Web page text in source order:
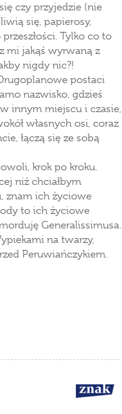
czy przyjedzie (nie
się, papierosy,
Tylko co to
mi jakąś wyrwaną z
nigdy nic?!
postaci
nazwisko, gdzieś
innym miejscu i czasie,
własnych osi, coraz
łączą się ze sobą
krok po kroku.
niż chciałbym
znam ich życiowe
to ich życiowe
Generalissimusa.
na twarzy,
Peruwiańczykiem.